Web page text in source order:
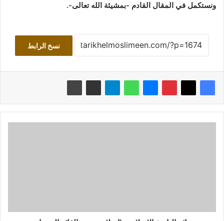
ونستكمل في المقال القادم -بمشيئة الله تعالى-.
نسخ الرابط
يوم